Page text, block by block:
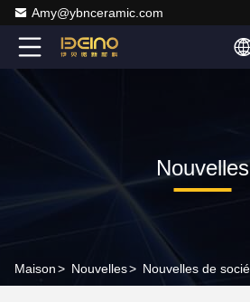
Amy@ybnceramic.com
Nouvelles
Maison> Nouvelles>